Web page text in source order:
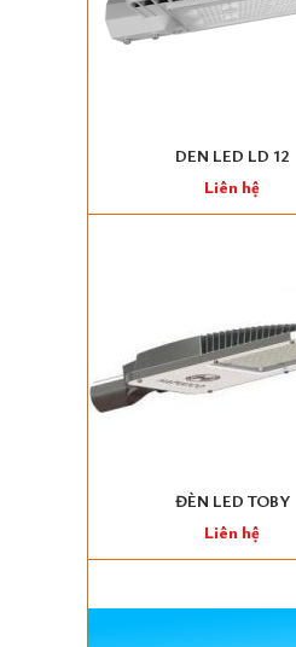
DEN LED LD 12
Liên hệ
ĐÈN LED TOBY
Liên hệ